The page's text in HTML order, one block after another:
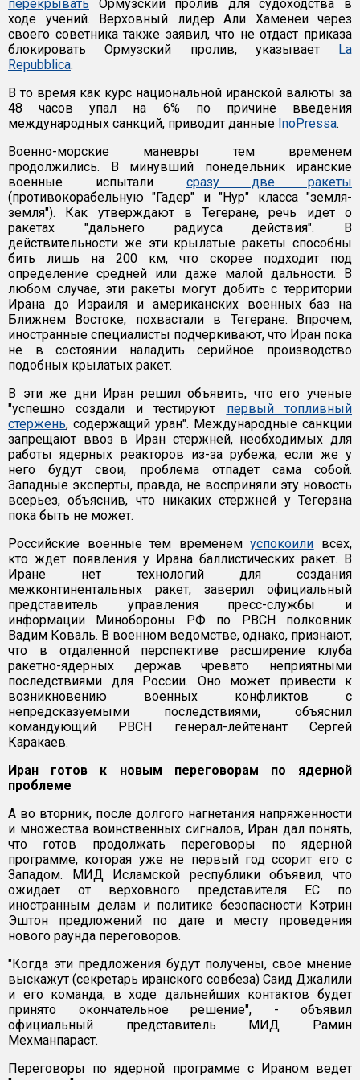
перекрывать Ормузский пролив для судоходства в
ходе учений. Верховный лидер Али Хаменеи через
своего советника также заявил, что не отдаст приказа
блокировать Ормузский пролив, указывает La
Repubblica.
В то время как курс национальной иранской валюты за
48 часов упал на 6% по причине введения
международных санкций, приводит данные InoPressa.
Военно-морские маневры тем временем
продолжились. В минувший понедельник иранские
военные испытали сразу две ракеты
(противокорабельную "Гадер" и "Нур" класса "земля-
земля"). Как утверждают в Тегеране, речь идет о
ракетах "дальнего радиуса действия". В
действительности же эти крылатые ракеты способны
бить лишь на 200 км, что скорее подходит под
определение средней или даже малой дальности. В
любом случае, эти ракеты могут добить с территории
Ирана до Израиля и американских военных баз на
Ближнем Востоке, похвастали в Тегеране. Впрочем,
иностранные специалисты подчеркивают, что Иран пока
не в состоянии наладить серийное производство
подобных крылатых ракет.
В эти же дни Иран решил объявить, что его ученые
"успешно создали и тестируют первый топливный
стержень, содержащий уран". Международные санкции
запрещают ввоз в Иран стержней, необходимых для
работы ядерных реакторов из-за рубежа, если же у
него будут свои, проблема отпадет сама собой.
Западные эксперты, правда, не восприняли эту новость
всерьез, объяснив, что никаких стержней у Тегерана
пока быть не может.
Российские военные тем временемуспокоили всех,
кто ждет появления у Ирана баллистических ракет. В
Иране нет технологий для создания
межконтинентальных ракет, заверил официальный
представитель управления пресс-службы и
информации Минобороны РФ по РВСН полковник
Вадим Коваль. В военном ведомстве, однако, признают,
что в отдаленной перспективе расширение клуба
ракетно-ядерных держав чревато неприятными
последствиями для России. Оно может привести к
возникновению военных конфликтов с
непредсказуемыми последствиями, объяснил
командующий РВСН генерал-лейтенант Сергей
Каракаев.
Иран готов к новым переговорам по ядерной
проблеме
А во вторник, после долгого нагнетания напряженности
и множества воинственных сигналов, Иран дал понять,
что готов продолжать переговоры по ядерной
программе, которая уже не первый год ссорит его с
Западом. МИД Исламской республики объявил, что
ожидает от верховного представителя ЕС по
иностранным делам и политике безопасности Кэтрин
Эштон предложений по дате и месту проведения
нового раунда переговоров.
"Когда эти предложения будут получены, свое мнение
выскажут (секретарь иранского совбеза) Саид Джалили
и его команда, в ходе дальнейших контактов будет
принято окончательное решение", - объявил
официальный представитель МИД Рамин
Мехманпараст.
Переговоры по ядерной программе с Ираном ведет